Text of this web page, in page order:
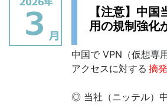
【注意】中
用の規制強化
中国で VPN（仮想専
アクセスに対する 摘発
◎ 当社（ニッテル）